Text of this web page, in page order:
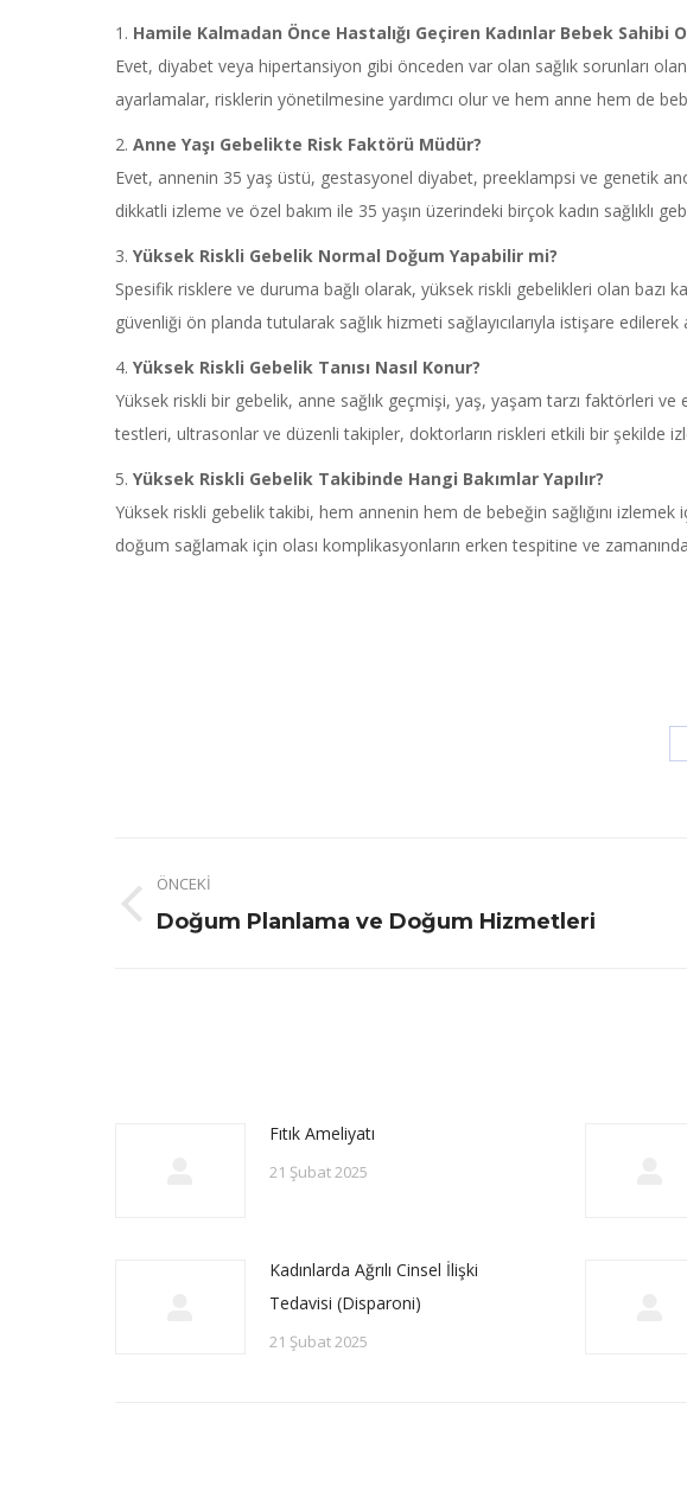
1. Hamile Kalmadan Önce Hastalığı Geçiren Kadınlar Bebek Sahibi
Evet, diyabet veya hipertansiyon gibi önceden var olan sağlık sorunları
ayarlamalar, risklerin yönetilmesine yardımcı olur ve hem anne hem de
2. Anne Yaşı Gebelikte Risk Faktörü Müdür?
Evet, annenin 35 yaş üstü, gestasyonel diyabet, preeklampsi ve genetik
dikkatli izleme ve özel bakım ile 35 yaşın üzerindeki birçok kadın sağlıklı
3. Yüksek Riskli Gebelik Normal Doğum Yapabilir mi?
Spesifik risklere ve duruma bağlı olarak, yüksek riskli gebelikleri olan
güvenliği ön planda tutularak sağlık hizmeti sağlayıcılarıyla istişare edilerek
4. Yüksek Riskli Gebelik Tanısı Nasıl Konur?
Yüksek riskli bir gebelik, anne sağlık geçmişi, yaş, yaşam tarzı faktörleri
testleri, ultrasonlar ve düzenli takipler, doktorların riskleri etkili bir şekilde
5. Yüksek Riskli Gebelik Takibinde Hangi Bakımlar Yapılır?
Yüksek riskli gebelik takibi, hem annenin hem de bebeğin sağlığını
doğum sağlamak için olası komplikasyonların erken tespitine ve
navigation
ÖNCEKI
Previous
Doğum Planlama ve Doğum Hizmetleri
Fıtık Ameliyatı
21 Şubat 2025
Kadınlarda Ağrılı Cinsel İlişki
Tedavisi (Disparoni)
21 Şubat 2025